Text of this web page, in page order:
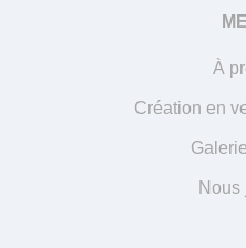
À
Création en
Nous